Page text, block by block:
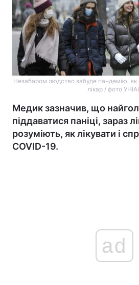
Незабаром людство забуде пандемію,
лікар / фото
Медик зазначив, що
піддаватися паніці, зараз
розуміють, як лікувати і
COVID-19.
ad